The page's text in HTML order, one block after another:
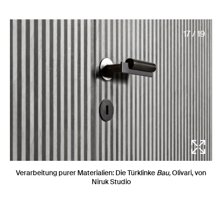
17 / 19
Verarbeitung purer Materialien: Die Türklinke Bau,Olivari, von
Niruk Studio